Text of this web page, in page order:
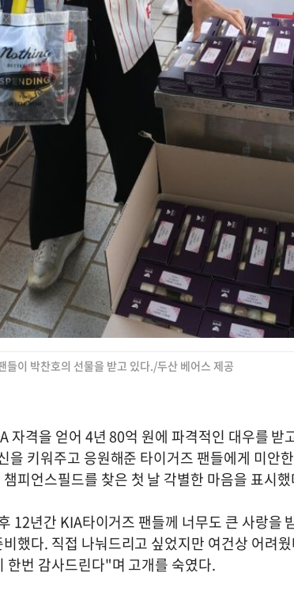
들이 박찬호의 선물을 받고 있다./두산 베어스 제공
자격을 얻어 4년 80억 원에 파격적인 대우를 받
을 키워주고 응원해준 타이거즈 팬들에게 미안
피언스필드를 찾은 첫 날 각별한 마음을 표시
12년간 KIA타이거즈 팬들께 너무도 큰 사랑을
했다. 직접 나눠드리고 싶었지만 여건상 어려
한번 감사드린다"며 고개를 숙였다.